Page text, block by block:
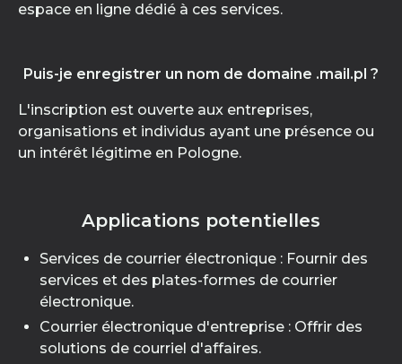
espace en ligne dédié à ces services.
Puis-je enregistrer un nom de domaine .mail.pl ?
L'inscription est ouverte aux entreprises,
organisations et individus ayant une présence ou
un intérêt légitime en Pologne.
Applications potentielles
Services de courrier électronique : Fournir des
services et des plates-formes de courrier
électronique.
Courrier électronique d'entreprise : Offrir des
solutions de courriel d'affaires.